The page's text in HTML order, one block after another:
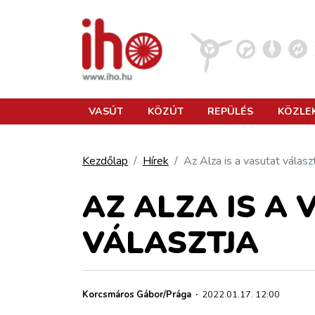
KÖZLEKEDÉSFEJLESZTÉS
ELLÁTÁSI LÁNC
VASÚT KÖZÚT REPÜLÉS
Kezdőlap Hírek Az Alza is a vasutat
AZ ALZA IS A
VÁLASZTJA
Korcsmáros Gábor/Prága · 2022.01.17. 12:00